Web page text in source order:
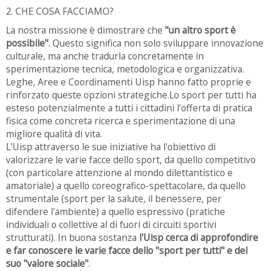
2. CHE COSA FACCIAMO?
La nostra missione è dimostrare che "un altro sport è
possibile". Questo significa non solo sviluppare innovazione
culturale, ma anche tradurla concretamente in
sperimentazione tecnica, metodologica e organizzativa.
Leghe, Aree e Coordinamenti Uisp hanno fatto proprie e
rinforzato queste opzioni strategiche.Lo sport per tutti ha
esteso potenzialmente a tutti i cittadini l'offerta di pratica
fisica come concreta ricerca e sperimentazione di una
migliore qualità di vita.
L'Uisp attraverso le sue iniziative ha l'obiettivo di
valorizzare le varie facce dello sport, da quello competitivo
(con particolare attenzione al mondo dilettantistico e
amatoriale) a quello coreografico-spettacolare, da quello
strumentale (sport per la salute, il benessere, per
difendere l'ambiente) a quello espressivo (pratiche
individuali o collettive al di fuori di circuiti sportivi
strutturati). In buona sostanza l'Uisp cerca di approfondire
e far conoscere le varie facce dello "sport per tutti" e del
suo "valore sociale".